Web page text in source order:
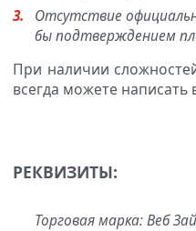
Отсутствие
бы подтверждением
При наличии
всегда можете написать
РЕКВИЗИТЫ:
Торговая марка: Веб